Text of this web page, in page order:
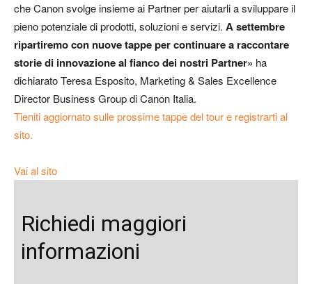
che Canon svolge insieme ai Partner per aiutarli a sviluppare il
pieno potenziale di prodotti, soluzioni e servizi. A settembre
ripartiremo con nuove tappe per continuare a raccontare
storie di innovazione al fianco dei nostri Partner» ha
dichiarato Teresa Esposito, Marketing & Sales Excellence
Director Business Group di Canon Italia.
Tieniti aggiornato sulle prossime tappe del tour e registrarti al
sito.
Vai al sito
Richiedi maggiori
informazioni